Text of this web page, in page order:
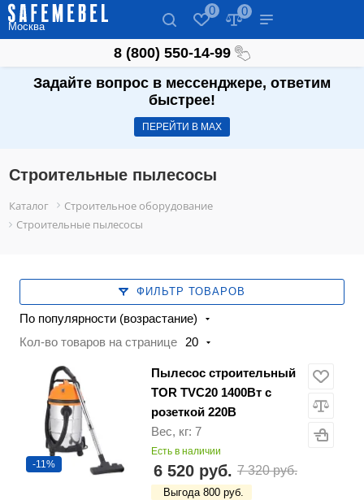
Москва
0 0
8 (800) 550-14-99
Задайте вопрос в мессенджере, ответим
быстрее!
ПЕРЕЙТИ В МАХ
Строительные пылесосы
Каталог
Строительное оборудование
Строительные пылесосы
ФИЛЬТР ТОВАРОВ
По популярности (возрастание)
Кол-во товаров на странице
20
-11%
Пылесос строительный
TOR TVC20 1400Вт с
розеткой 220В
Вес, кг: 7
Есть в наличии
6 520 руб. 7 320 руб.
Выгода 800 руб.